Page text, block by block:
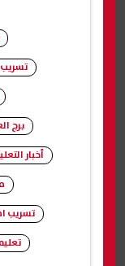
تسريب
برج
أخبار
تسريب